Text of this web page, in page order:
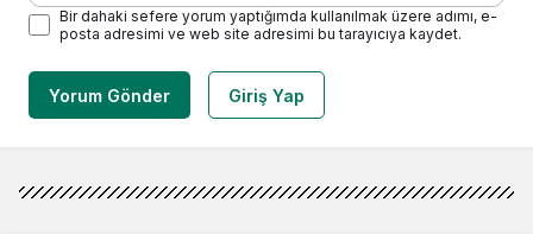
Bir dahaki sefere yorum yaptığımda kullanılmak üzere adımı, e-
posta adresimi ve web site adresimi bu tarayıcıya kaydet.
Yorum Gönder Giriş Yap